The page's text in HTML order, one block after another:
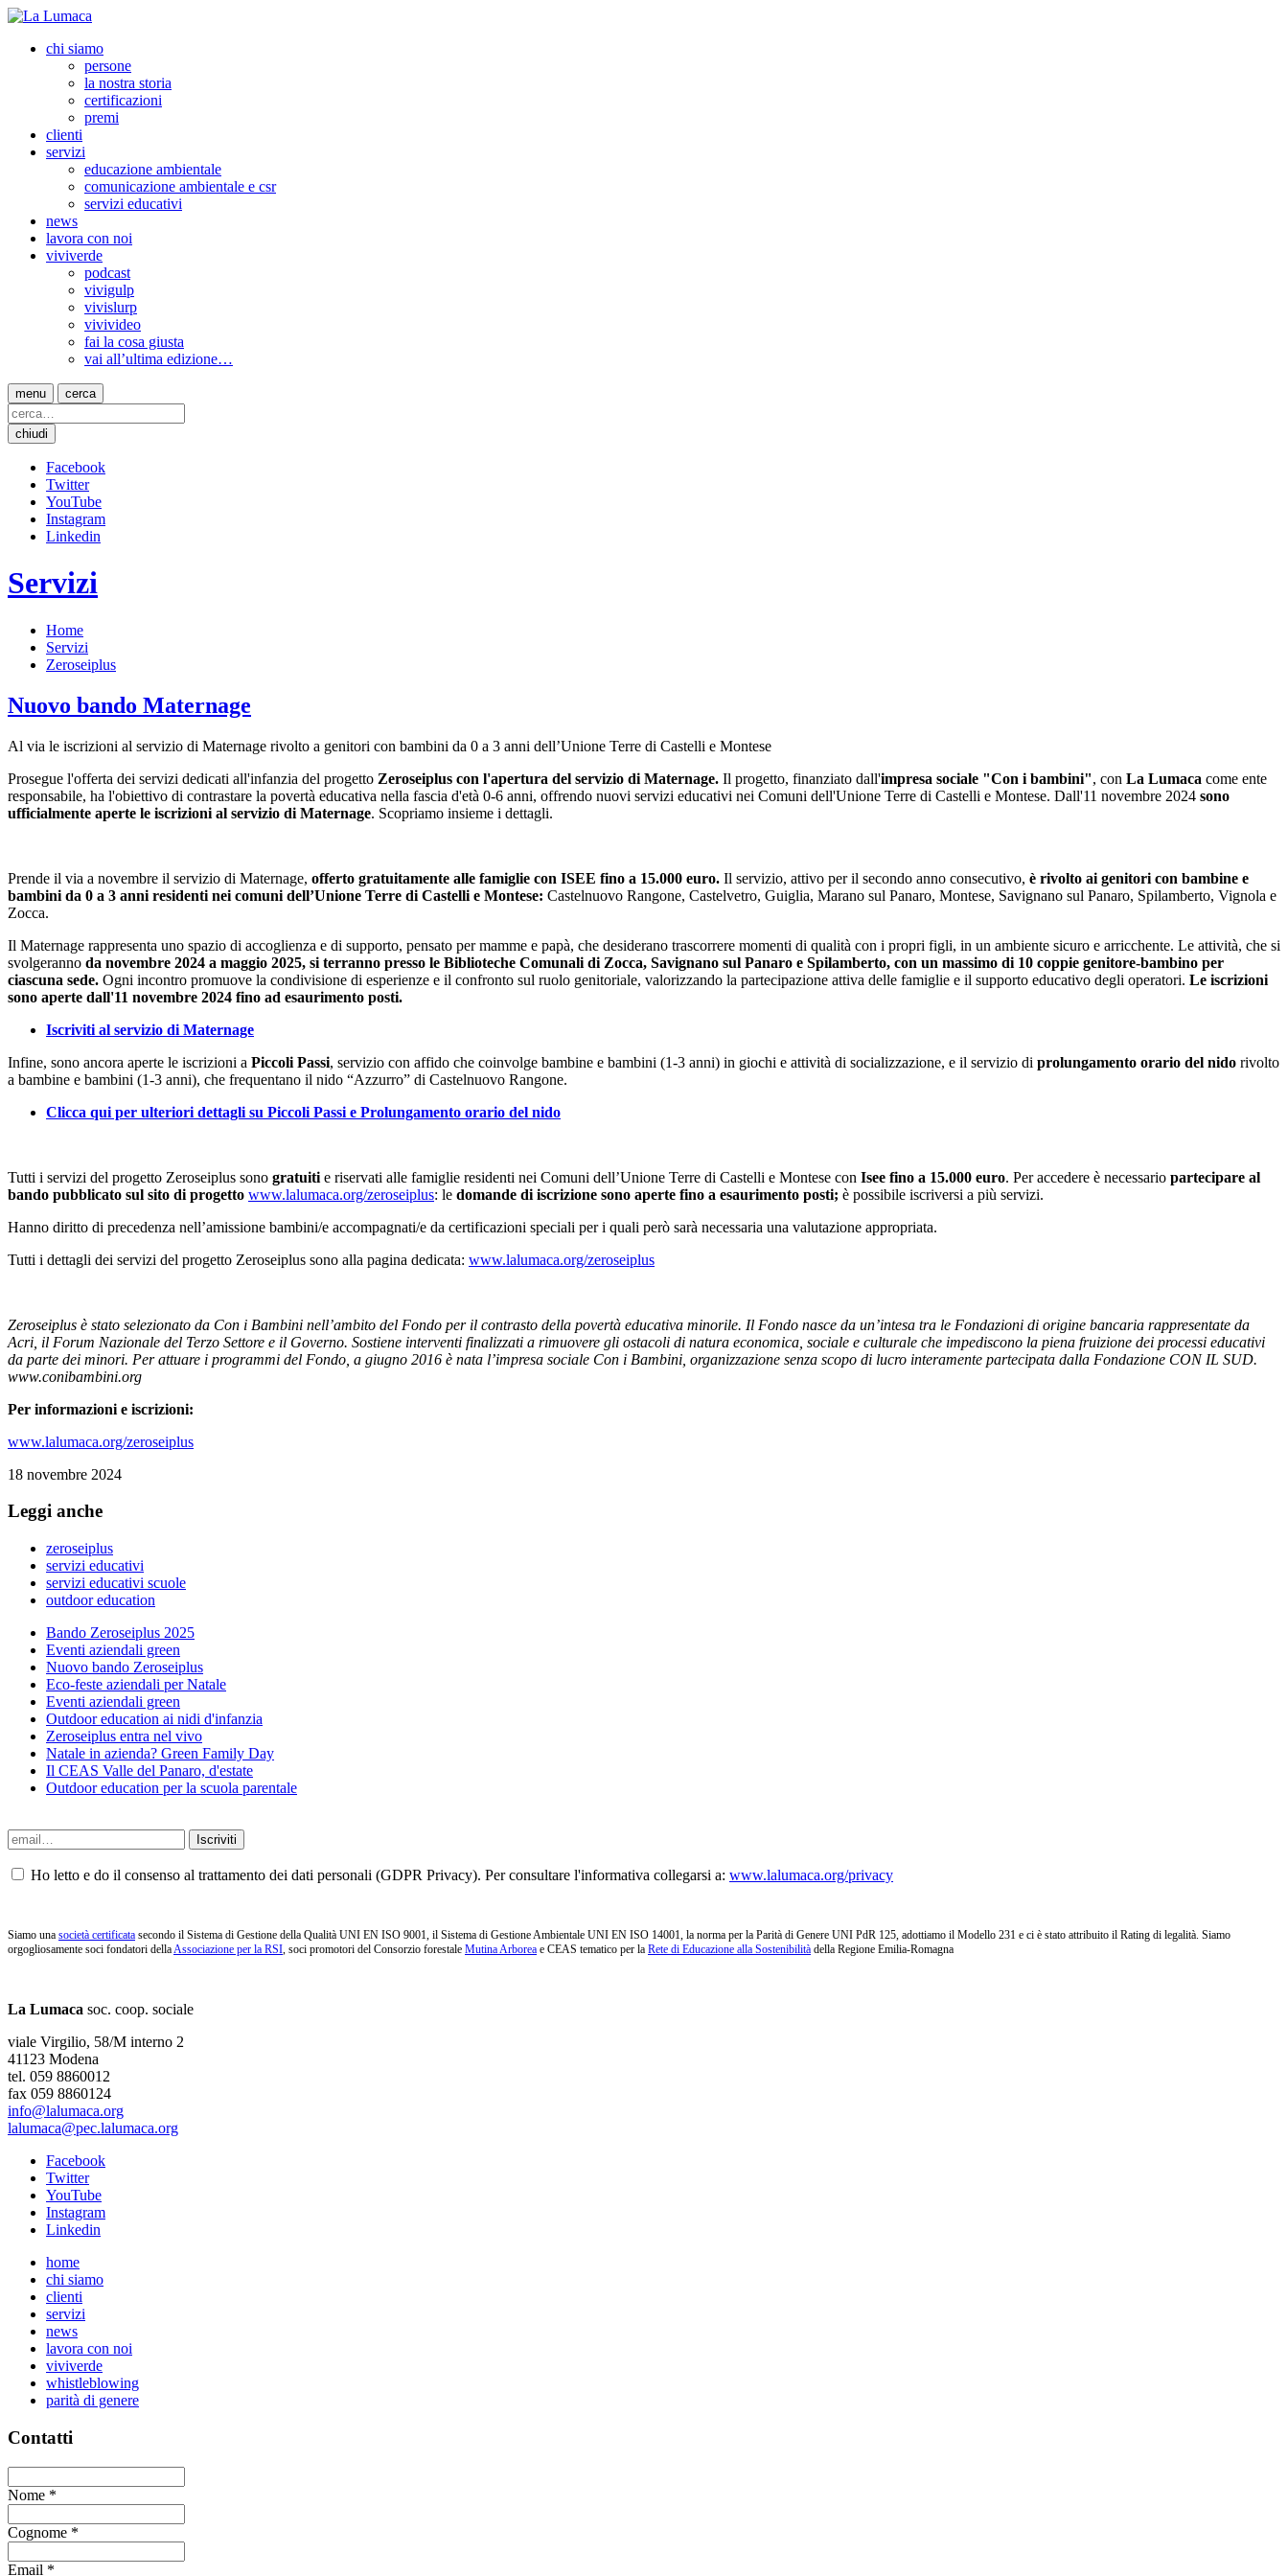
chi siamo
persone
la nostra storia
certificazioni
premi
clienti
servizi
educazione ambientale
comunicazione ambientale e csr
servizi educativi
news
lavora con noi
viviverde
podcast
vivigulp
vivislurp
vivivideo
fai la cosa giusta
vai all’ultima edizione…
menu cerca
chiudi
Facebook
Twitter
YouTube
Instagram
Linkedin
Servizi
Home
Servizi
Zeroseiplus
Nuovo bando Maternage
Al via le iscrizioni al servizio di Maternage rivolto a genitori con bambini da 0 a 3 anni dell’Unione Terre di Castelli e Montese
Prosegue l'offerta dei servizi dedicati all'infanzia del progetto Zeroseiplus con l'apertura del servizio di Maternage. Il progetto, finanziato dall'impresa sociale "Con i bambini", con La Lumaca come ente
responsabile, ha l'obiettivo di contrastare la povertà educativa nella fascia d'età 0-6 anni, offrendo nuovi servizi educativi nei Comuni dell'Unione Terre di Castelli e Montese. Dall'11 novembre 2024 sono
ufficialmente aperte le iscrizioni al servizio di Maternage. Scopriamo insieme i dettagli.
Prende il via a novembre il servizio di Maternage, offerto gratuitamente alle famiglie con ISEE fino a 15.000 euro. Il servizio, attivo per il secondo anno consecutivo, è rivolto ai genitori con bambine e
bambini da 0 a 3 anni residenti nei comuni dell’Unione Terre di Castelli e Montese: Castelnuovo Rangone, Castelvetro, Guiglia, Marano sul Panaro, Montese, Savignano sul Panaro, Spilamberto, Vignola e
Zocca.
Il Maternage rappresenta uno spazio di accoglienza e di supporto, pensato per mamme e papà, che desiderano trascorrere momenti di qualità con i propri figli, in un ambiente sicuro e arricchente. Le attività, che si
svolgeranno da novembre 2024 a maggio 2025, si terranno presso le Biblioteche Comunali di Zocca, Savignano sul Panaro e Spilamberto, con un massimo di 10 coppie genitore-bambino per
ciascuna sede. Ogni incontro promuove la condivisione di esperienze e il confronto sul ruolo genitoriale, valorizzando la partecipazione attiva delle famiglie e il supporto educativo degli operatori. Le iscrizioni
sono aperte dall'11 novembre 2024 fino ad esaurimento posti.
Iscriviti al servizio di Maternage
Infine, sono ancora aperte le iscrizioni a Piccoli Passi, servizio con affido che coinvolge bambine e bambini (1-3 anni) in giochi e attività di socializzazione, e il servizio di prolungamento orario del nido rivolto
a bambine e bambini (1-3 anni), che frequentano il nido “Azzurro” di Castelnuovo Rangone.
Clicca qui per ulteriori dettagli su Piccoli Passi e Prolungamento orario del nido
Tutti i servizi del progetto Zeroseiplus sono gratuiti e riservati alle famiglie residenti nei Comuni dell’Unione Terre di Castelli e Montese con Isee fino a 15.000 euro. Per accedere è necessario partecipare al
bando pubblicato sul sito di progetto www.lalumaca.org/zeroseiplus: le domande di iscrizione sono aperte fino a esaurimento posti; è possibile iscriversi a più servizi.
Hanno diritto di precedenza nell’amissione bambini/e accompagnati/e da certificazioni speciali per i quali però sarà necessaria una valutazione appropriata.
Tutti i dettagli dei servizi del progetto Zeroseiplus sono alla pagina dedicata: www.lalumaca.org/zeroseiplus
Zeroseiplus è stato selezionato da Con i Bambini nell’ambito del Fondo per il contrasto della povertà educativa minorile. Il Fondo nasce da un’intesa tra le Fondazioni di origine bancaria rappresentate da
Acri, il Forum Nazionale del Terzo Settore e il Governo. Sostiene interventi finalizzati a rimuovere gli ostacoli di natura economica, sociale e culturale che impediscono la piena fruizione dei processi educativi
da parte dei minori. Per attuare i programmi del Fondo, a giugno 2016 è nata l’impresa sociale Con i Bambini, organizzazione senza scopo di lucro interamente partecipata dalla Fondazione CON IL SUD.
www.conibambini.org
Per informazioni e iscrizioni:
www.lalumaca.org/zeroseiplus
18 novembre 2024
Leggi anche
zeroseiplus
servizi educativi
servizi educativi scuole
outdoor education
Bando Zeroseiplus 2025
Eventi aziendali green
Nuovo bando Zeroseiplus
Eco-feste aziendali per Natale
Eventi aziendali green
Outdoor education ai nidi d'infanzia
Zeroseiplus entra nel vivo
Natale in azienda? Green Family Day
Il CEAS Valle del Panaro, d'estate
Outdoor education per la scuola parentale
Ho letto e do il consenso al trattamento dei dati personali (GDPR Privacy). Per consultare l'informativa collegarsi a: www.lalumaca.org/privacy
Siamo una società certificata secondo il Sistema di Gestione della Qualità UNI EN ISO 9001, il Sistema di Gestione Ambientale UNI EN ISO 14001, la norma per la Parità di Genere UNI PdR 125, adottiamo il Modello 231 e ci è stato attribuito il Rating di legalità. Siamo
orgogliosamente soci fondatori dellaAssociazione per la RSI, soci promotori del Consorzio forestale Mutina Arborea e CEAS tematico per la Rete di Educazione alla Sostenibilità della Regione Emilia-Romagna
La Lumaca soc. coop. sociale
viale Virgilio, 58/M interno 2
41123 Modena
tel. 059 8860012
fax 059 8860124
info@lalumaca.org
lalumaca@pec.lalumaca.org
Facebook
Twitter
YouTube
Instagram
Linkedin
home
chi siamo
clienti
servizi
news
lavora con noi
viviverde
whistleblowing
parità di genere
Contatti
Nome *
Cognome *
Email *